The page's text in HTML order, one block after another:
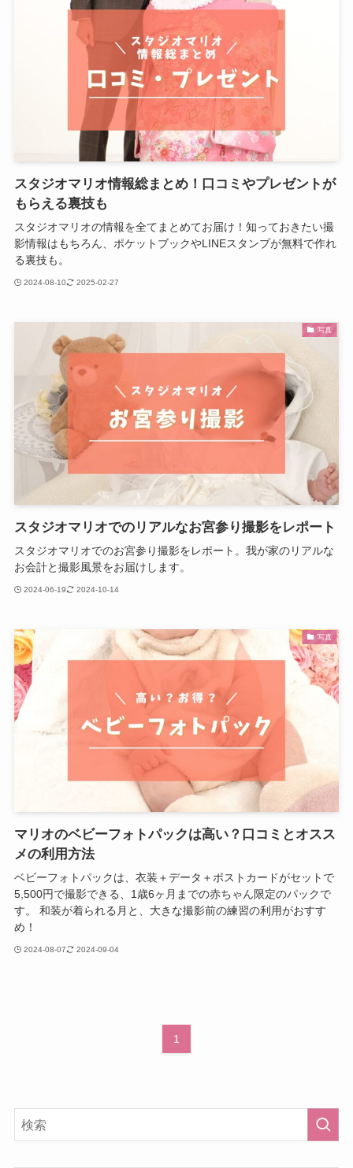
スタジオマリオ情報総まとめ！口コミやプレゼントが
もらえる裏技も
スタジオマリオの情報を全てまとめてお届け！知っておきたい撮
影情報はもちろん、ポケットブックやLINEスタンプが無料で作れ
る裏技も。
2024-08-10 2025-02-27
写真
スタジオマリオでのリアルなお宮参り撮影をレポート
スタジオマリオでのお宮参り撮影をレポート。我が家のリアルな
お会計と撮影風景をお届けします。
2024-06-19 2024-10-14
写真
マリオのベビーフォトパックは高い？口コミとオスス
メの利用方法
ベビーフォトパックは、衣装＋データ＋ポストカードがセットで
5,500円で撮影できる、1歳6ヶ月までの赤ちゃん限定のパックで
す。 和装が着られる月と、大きな撮影前の練習の利用がおすす
め！
2024-08-07 2024-09-04
1